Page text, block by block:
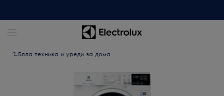
Бяла техника и уреди за дома